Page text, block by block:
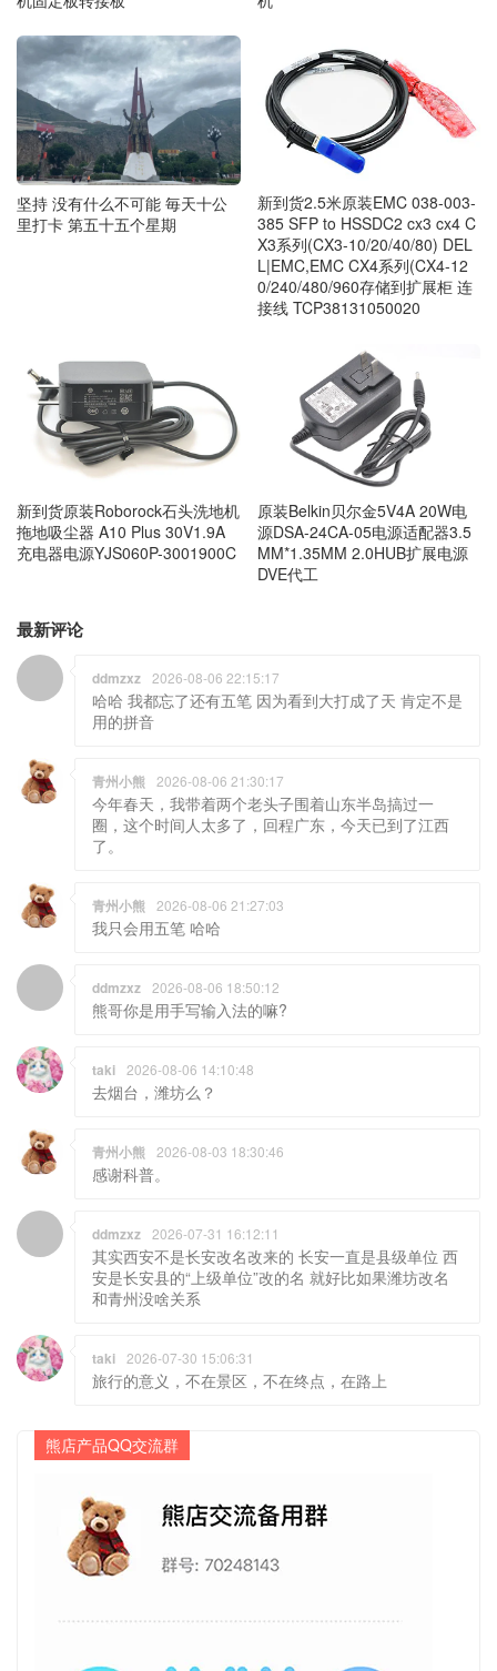
坚持 没有什么不可能 毎天十公
里打卡 第五十五个星期
新到货2.5米原装EMC 038-003-
385 SFP to HSSDC2 cx3 cx4 C
X3系列(CX3-10/20/40/80) DEL
L|EMC,EMC CX4系列(CX4-12
0/240/480/960存储到扩展柜 连
接线 TCP38131050020
新到货原装Roborock石头洗地机
拖地吸尘器 A10 Plus 30V1.9A
充电器电源YJS060P-3001900C
原装Belkin贝尔金5V4A 20W电
源DSA-24CA-05电源适配器3.5
MM*1.35MM 2.0HUB扩展电源
DVE代工
最新评论
ddmzxz 2026-08-06 22:15:17
哈哈 我都忘了还有五笔 因为看到大打成了天 肯定不是
用的拼音
青州小熊 2026-08-06 21:30:17
今年春天，我带着两个老头子围着山东半岛搞过一
圈，这个时间人太多了，回程广东，今天已到了江西
了。
青州小熊 2026-08-06 21:27:03
我只会用五笔 哈哈
ddmzxz 2026-08-06 18:50:12
熊哥你是用手写输入法的嘛?
taki 2026-08-06 14:10:48
去烟台，潍坊么？
青州小熊 2026-08-03 18:30:46
感谢科普。
ddmzxz 2026-07-31 16:12:11
其实西安不是长安改名改来的 长安一直是县级单位 西
安是长安县的“上级单位”改的名 就好比如果潍坊改名
和青州没啥关系
taki 2026-07-30 15:06:31
旅行的意义，不在景区，不在终点，在路上
熊店产品QQ交流群